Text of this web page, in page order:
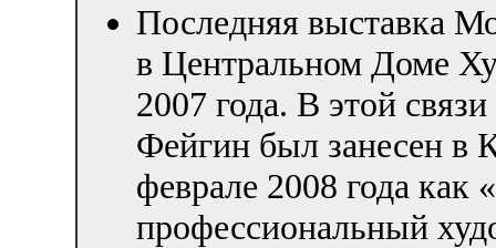
Последняя выставка
в Центральном Доме
2007 года. В этой
Фейгин был занесен в
феврале 2008 года
профессиональный